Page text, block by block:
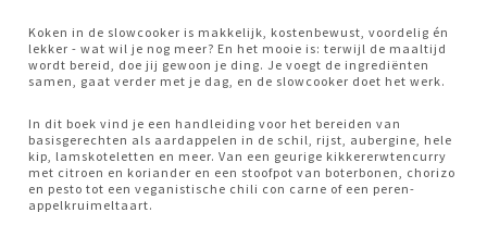
Koken in de slowcooker is makkelijk, kostenbewust, voordelig én
lekker - wat wil je nog meer? En het mooie is: terwijl de maaltijd
wordt bereid, doe jij gewoon je ding. Je voegt de ingrediënten
samen, gaat verder met je dag, en de slowcooker doet het werk.
In dit boek vind je een handleiding voor het bereiden van
basisgerechten als aardappelen in de schil, rijst, aubergine, hele
kip, lamskoteletten en meer. Van een geurige kikkererwtencurry
met citroen en koriander en een stoofpot van boterbonen, chorizo
en pesto tot een veganistische chili con carne of een peren-
appelkruimeltaart.